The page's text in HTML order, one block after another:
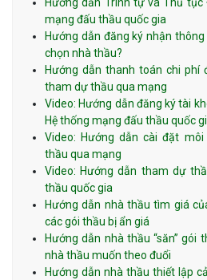
mạng đấu thầu quốc gia
Hướng dẫn đăng ký nhận
chọn nhà thầu?
Hướng dẫn thanh toán chi phí
tham dự thầu qua mạng
Video: Hướng dẫn đăng ký tài
Hệ thống mạng đấu thầu quốc
Video: Hướng dẫn cài đặt
thầu qua mạng
Video: Hướng dẫn tham dự
thầu quốc gia
Hướng dẫn nhà thầu tìm giá
các gói thầu bị ẩn giá
Hướng dẫn nhà thầu “săn”
nhà thầu muốn theo đuổi
Hướng dẫn nhà thầu thiết lập